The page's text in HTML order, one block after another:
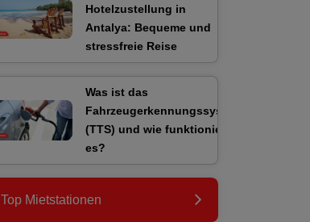
Hotelzustellung in
Antalya: Bequeme und
stressfreie Reise
Was ist das
Fahrzeugerkennungssystem
(TTS) und wie funktioniert
es?
Top Mietstationen